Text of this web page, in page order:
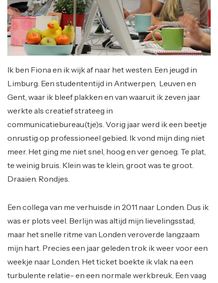
Ik ben Fiona en ik wijk af naar het westen. Een jeugd in
Limburg. Een studententijd in Antwerpen, Leuven en
Gent, waar ik bleef plakken en van waaruit ik zeven jaar
werkte als creatief strateeg in
communicatiebureau(tje)s. Vorig jaar werd ik een beetje
onrustig op professioneel gebied. Ik vond mijn ding niet
meer. Het ging me niet snel, hoog en ver genoeg. Te plat,
te weinig bruis. Klein was te klein, groot was te groot.
Draaien. Rondjes.
Een collega van me verhuisde in 2011 naar Londen. Dus ik
was er plots veel. Berlijn was altijd mijn lievelingsstad,
maar het snelle ritme van Londen veroverde langzaam
mijn hart. Precies een jaar geleden trok ik weer voor een
weekje naar Londen. Het ticket boekte ik vlak na een
turbulente relatie- en een normale werkbreuk. Een vaag